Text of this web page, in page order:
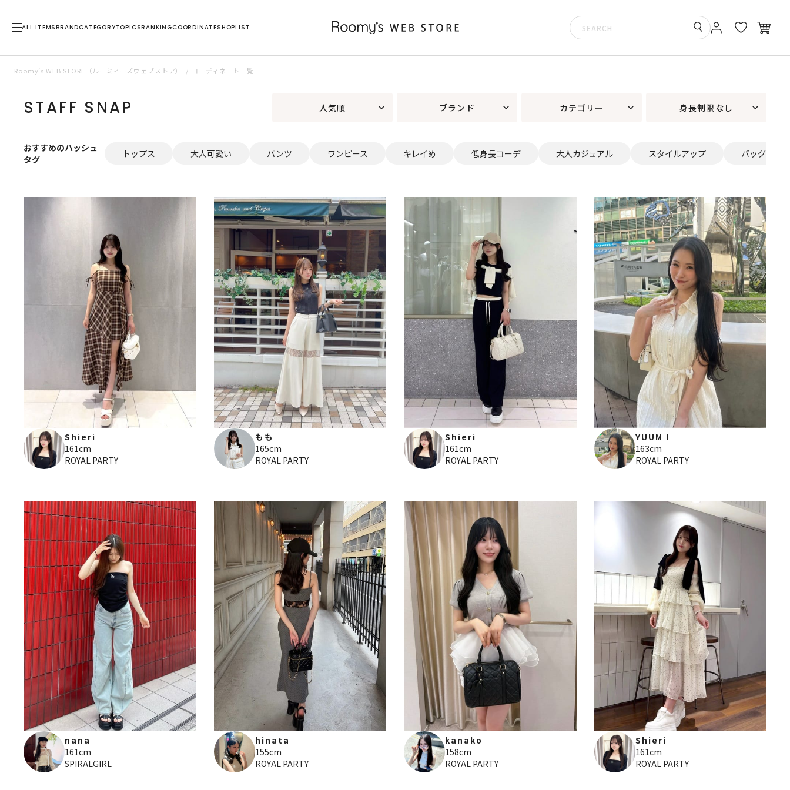
ALL ITEMSBRANDCATEGORYTOPICSRANKINGCOORDINATESHOPLIST
Roomy’s WEB STORE（ルーミィーズウェブストア） コーディネート一覧
STAFF SNAP 人気順 ブランド カテゴリー 身長制限なし
おすすめのハッシュ
タグ
トップス 大人可愛い パンツ ワンピース キレイめ 低身長コーデ 大人カジュアル スタイルアップ バッグ
Shieri
161cm
ROYAL PARTY
もも
165cm
ROYAL PARTY
Shieri
161cm
ROYAL PARTY
YUUM I
163cm
ROYAL PARTY
nana
161cm
SPIRALGIRL
hinata
155cm
ROYAL PARTY
kanako
158cm
ROYAL PARTY
Shieri
161cm
ROYAL PARTY